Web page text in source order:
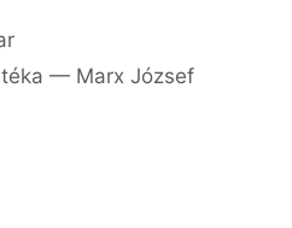
— Marx Jó­zsef